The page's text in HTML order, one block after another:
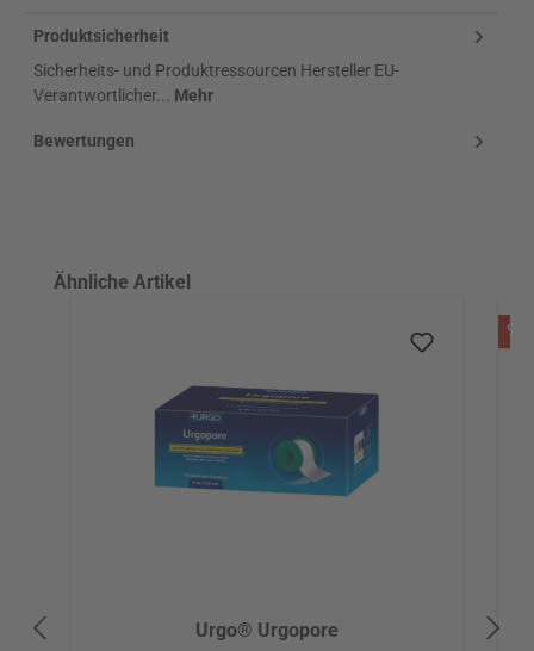
Produktsicherheit
Sicherheits- und Produktressourcen Hersteller EU-
Verantwortlicher... Mehr
Bewertungen
Produktgalerie überspringen
Ähnliche Artikel
Urgo® Urgopore
%